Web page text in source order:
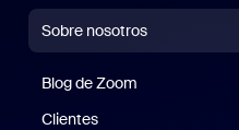
Sobre nosotros
Blog de Zoom
Clientes